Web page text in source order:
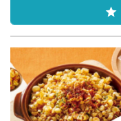
star